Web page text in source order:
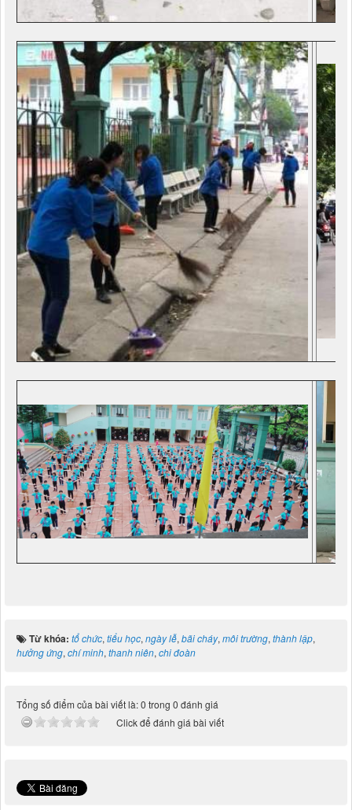
Từ khóa: tổ chức, tiểu học, ngày lễ, bãi cháy, môi trường, thành lập,
hưởng ứng, chí minh, thanh niên, chi đoàn
Tổng số điểm của bài viết là: 0 trong 0 đánh giá
Click để đánh giá bài viết